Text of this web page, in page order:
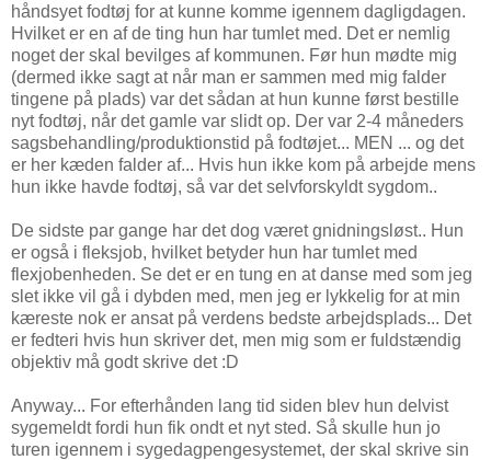
håndsyet fodtøj for at kunne komme igennem dagligdagen.
Hvilket er en af de ting hun har tumlet med. Det er nemlig
noget der skal bevilges af kommunen. Før hun mødte mig
(dermed ikke sagt at når man er sammen med mig falder
tingene på plads) var det sådan at hun kunne først bestille
nyt fodtøj, når det gamle var slidt op. Der var 2-4 måneders
sagsbehandling/produktionstid på fodtøjet... MEN ... og det
er her kæden falder af... Hvis hun ikke kom på arbejde mens
hun ikke havde fodtøj, så var det selvforskyldt sygdom..
De sidste par gange har det dog været gnidningsløst.. Hun
er også i fleksjob, hvilket betyder hun har tumlet med
flexjobenheden. Se det er en tung en at danse med som jeg
slet ikke vil gå i dybden med, men jeg er lykkelig for at min
kæreste nok er ansat på verdens bedste arbejdsplads... Det
er fedteri hvis hun skriver det, men mig som er fuldstændig
objektiv må godt skrive det :D
Anyway... For efterhånden lang tid siden blev hun delvist
sygemeldt fordi hun fik ondt et nyt sted. Så skulle hun jo
turen igennem i sygedagpengesystemet, der skal skrive sin